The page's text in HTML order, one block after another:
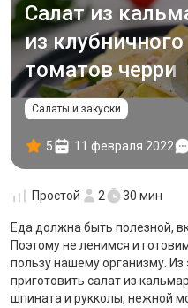
Салат из
из
томатов черри
Салаты и закуски
5 11 февраля 2022
Простой 2 30 мин
Еда должна быть полезной,
Поэтому не ленимся и
пользу нашему организму. Из
приготовить салат из
шпината и рукколы, нежной